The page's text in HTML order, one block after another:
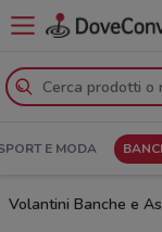
E MODA
Volantini Banche e